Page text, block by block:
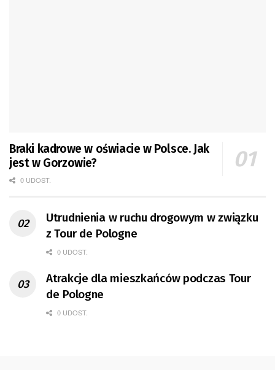
Braki kadrowe w oświacie w Polsce. Jak
jest w Gorzowie?
0 UDOST.
Utrudnienia w ruchu drogowym w związku
z Tour de Pologne
0 UDOST.
Atrakcje dla mieszkańców podczas Tour
de Pologne
0 UDOST.